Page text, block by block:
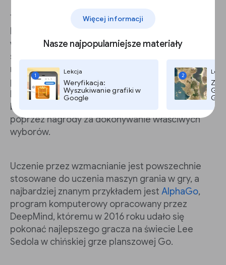
Więcej informacji
Nasze najpopularniejsze materiały
1
Lekcja
Weryfikacja:
Wyszukiwanie grafiki w
Google
2
Trzecia kategoria to uczenie przez wzmacnianie.
w uczeniu przez wzmacnianie nie wykorzystuje
się danych z etykietami. Polega ono na uczeni się
metodą prób i błędów, jakie działania należy
podjąć, lub innymi słowy – poprzez popełnianie
błędów. Początkowo algorytm działa losowo,
badając środowisko, ale z czasem uczy się
poprzez nagrody za dokonywanie właściwych
wyborów.
Uczenie przez wzmacnianie jest powszechnie
stosowane do uczenia maszyn grania w gry, a
najbardziej znanym przykładem jest AlphaGo,
program komputerowy opracowany przez
DeepMind, któremu w 2016 roku udało się
pokonać najlepszego gracza na świecie Lee
Sedola w chińskiej grze planszowej Go.